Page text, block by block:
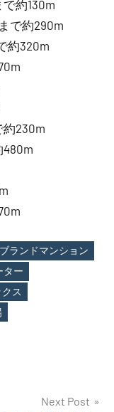
約130m
で約290m
約320m
230m
ランドマンション
ター
ス
Next Post